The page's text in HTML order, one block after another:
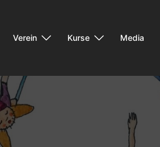
Verein Kurse Media